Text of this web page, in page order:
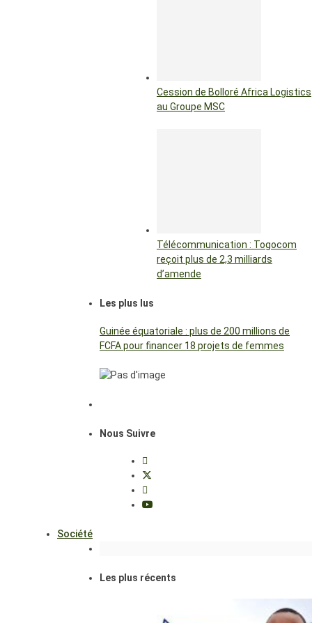
Cession de Bolloré Africa Logistics
au Groupe MSC
Télécommunication : Togocom
reçoit plus de 2,3 milliards
d’amende
Les plus lus
Guinée équatoriale : plus de 200 millions de
FCFA pour financer 18 projets de femmes
Nous Suivre
Société
Les plus récents